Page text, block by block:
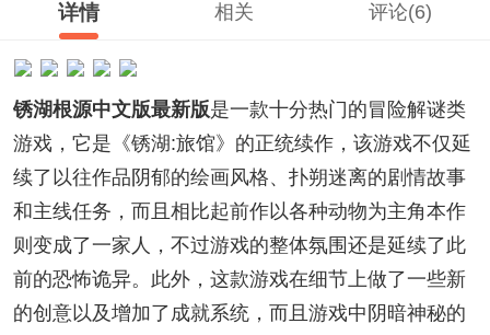
详情 相关 评论(6)
锈湖根源中文版最新版是一款十分热门的冒险解谜类
游戏，它是《锈湖:旅馆》的正统续作，该游戏不仅延
续了以往作品阴郁的绘画风格、扑朔迷离的剧情故事
和主线任务，而且相比起前作以各种动物为主角本作
则变成了一家人，不过游戏的整体氛围还是延续了此
前的恐怖诡异。此外，这款游戏在细节上做了一些新
的创意以及增加了成就系统，而且游戏中阴暗神秘的